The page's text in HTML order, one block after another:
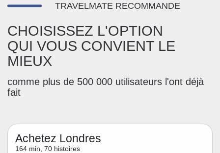
TRAVELMATE RECOMMANDE
CHOISISSEZ L'OPTION
QUI VOUS CONVIENT LE
MIEUX
comme plus de 500 000 utilisateurs l'ont déjà
fait
Achetez Londres
164 min, 70 histoires